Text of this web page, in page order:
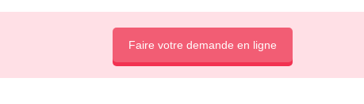
Faire votre demande en ligne